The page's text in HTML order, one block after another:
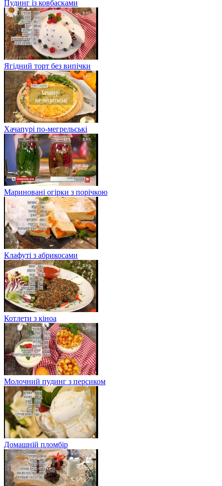
Пудинг із ковбасками
Ягідний торт без випічки
Хачапурі по-мегрельські
Мариновані огірки з порічкою
Клафуті з абрикосами
Котлети з кіноа
Молочний пудинг з персиком
Домашній пломбір